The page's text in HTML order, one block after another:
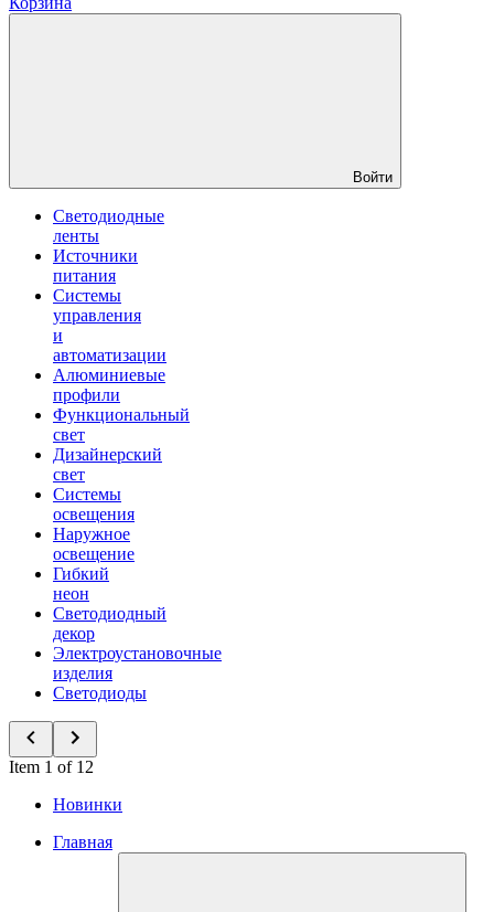
Войти
Светодиодные
ленты
Источники
питания
Системы
управления
и
автоматизации
Алюминиевые
профили
Функциональный
свет
Дизайнерский
свет
Системы
освещения
Наружное
освещение
Гибкий
неон
Светодиодный
декор
Электроустановочные
изделия
Светодиоды
Item 1 of 12
Новинки
Главная